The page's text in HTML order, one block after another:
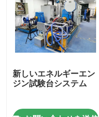
新しいエネルギーエン
ジン試験台システム